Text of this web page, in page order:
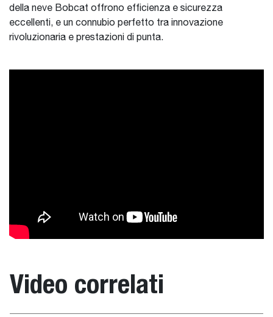
della neve Bobcat offrono efficienza e sicurezza
eccellenti, e un connubio perfetto tra innovazione
rivoluzionaria e prestazioni di punta.
Video correlati